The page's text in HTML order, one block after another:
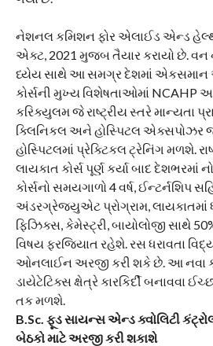
નેશનલ કમિશન ફોર એલાઈડ એન્ડ
એક્ટ, 2021 મુજબ તૈયાર કરાયો છે.
ધ્યેય સાથે આ સમગ્ર દેશમાં એકસમાન
કોર્સની મુખ્ય વિશેષતાઓમાં NCAHP
કરિક્યુલમ જે રાષ્ટ્રીય સ્તરે માન્યતા
ક્લિનિકલ અને હોસ્પિટલ એક્સપોઝર
હોસ્પિટલમાં પ્રેક્ટિકલ ટ્રેનિંગ મળશે.
લાયકાત કોર્સ પૂર્ણ કર્યા બાદ દેશભરમાં
કોર્સનો સમયગાળો 4 વર્ષ, ઈન્ટર્નશિપ
અંડરગ્રેજ્યુએટ પ્રોગ્રામ, લાયકાતમાં
ફિઝિક્સ, કેમેસ્ટ્રી, બાયોલોજી સાથે
વિષય ફરજિયાત રહેશે. રસ ધરાવતા
ઓનલાઈન અરજી કરી શકે છે. આ નવા
ડાયેટેટિક્સ ક્ષેત્રે કારકિર્દી બનાવવા
તક મળશે.
B.Sc. ફૂડ સાયન્સ એન્ડ ક્વોલિટી
બેઠકો માટે અરજી કરી શકાશે